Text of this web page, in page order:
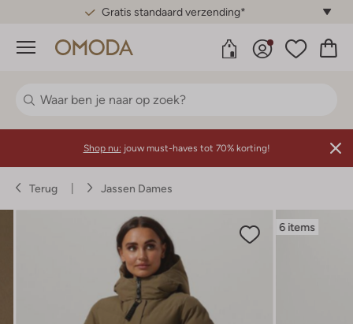
Gratis standaard verzending*
Menu
Shop nu: jouw must-haves tot 70% korting!
Terug Jassen Dames
6 items